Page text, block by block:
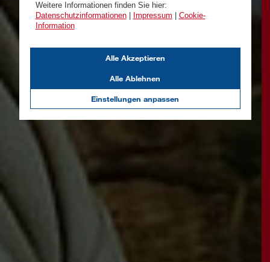
Weitere Informationen finden Sie hier:
Datenschutzinformationen| Impressum
Cookie-
Information
Einstellungen anpassen
Alle Ablehnen
Alle Akzeptieren